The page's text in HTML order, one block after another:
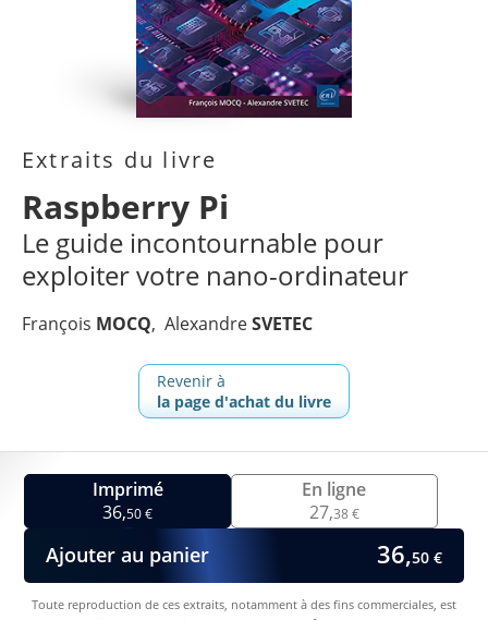
Extraits du livre
Raspberry Pi
Le guide incontournable pour
exploiter votre nano-ordinateur
François MOCQ AlexandreSVETEC
Revenir à
la page d'achat du livre
Imprimé
36,50 €
En ligne
27,38 €
Ajouter au panier 36,50 €
Toute reproduction de ces extraits, notamment à des fins commerciales, est